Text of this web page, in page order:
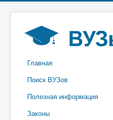
Главная
Поиск ВУЗов
Полезная информация
Законы